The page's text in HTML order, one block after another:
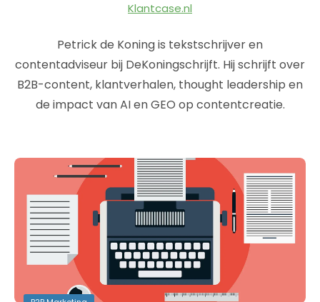
Klantcase.nl
Petrick de Koning is tekstschrijver en
contentadviseur bij DeKoningschrijft. Hij schrijft over
B2B-content, klantverhalen, thought leadership en
de impact van AI en GEO op contentcreatie.